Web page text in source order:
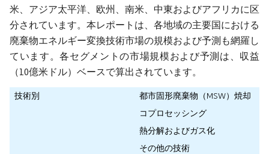
米、アジア太平洋、欧州、南米、中東およびアフリカに区
分されています。本レポートは、各地域の主要国における
廃棄物エネルギー変換技術市場の規模および予測も網羅し
ています。各セグメントの市場規模および予測は、収益
（10億米ドル）ベースで算出されています。
技術別
都市固形廃棄物（MSW）焼却
コプロセッシング
熱分解およびガス化
その他の技術